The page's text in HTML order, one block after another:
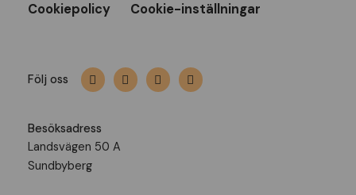
Cookiepolicy
Cookie-inställningar
Följ oss
Besöksadress
Landsvägen 50 A
Sundbyberg